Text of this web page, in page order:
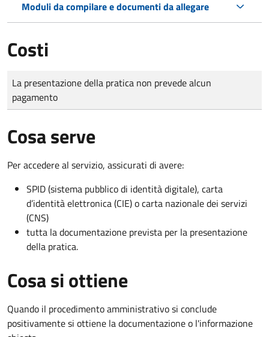
Moduli da compilare e documenti da allegare
Costi
Tipo di pagamento
Importo
La presentazione della pratica non prevede alcun
pagamento
Cosa serve
Per accedere al servizio, assicurati di avere:
SPID (sistema pubblico di identità digitale), carta
d’identità elettronica (CIE) o carta nazionale dei servizi
(CNS)
tutta la documentazione prevista per la presentazione
della pratica.
Cosa si ottiene
Quando il procedimento amministrativo si conclude
positivamente si ottiene la documentazione o l'informazione